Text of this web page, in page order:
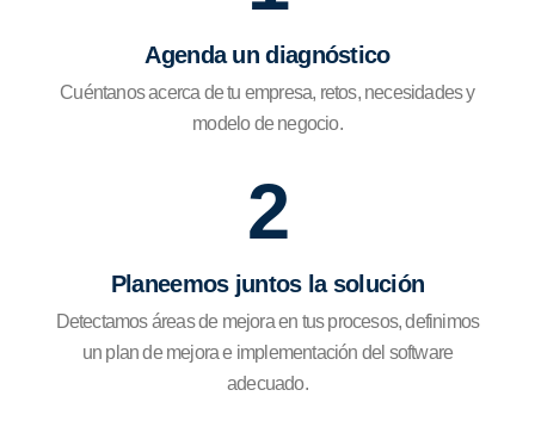
Agenda un diagnóstico
Cuéntanos acerca de tu empresa, retos, necesidades y
modelo de negocio.
2
Planeemos juntos la solución
Detectamos áreas de mejora en tus procesos, definimos
un plan de mejora e implementación del software
adecuado.